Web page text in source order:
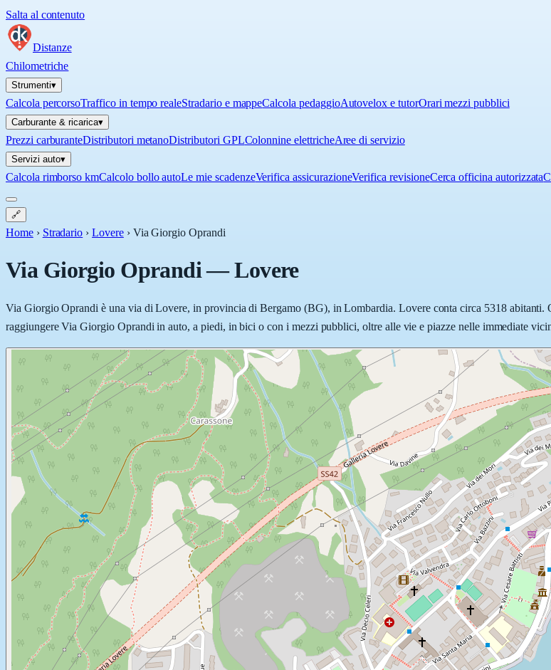
Salta al contenuto
Distanze
Chilometriche
Strumenti▾
Calcola percorsoTraffico in tempo realeStradario e mappeCalcola pedaggioAutovelox e tutorOrari mezzi pubblici
Carburante & ricarica▾
Prezzi carburanteDistributori metanoDistributori GPLColonnine elettricheAree di servizio
Servizi auto▾
Calcola rimborso kmCalcolo bollo autoLe mie scadenzeVerifica assicurazioneVerifica revisioneCerca officina autorizzata
🔗
Home › Stradario › Lovere › Via Giorgio Oprandi
Via Giorgio Oprandi—Lovere
Via Giorgio Oprandi è una via di Lovere, in provincia di Bergamo (BG), in Lombardia. Lovere conta circa 5318
raggiungere Via Giorgio Oprandi in auto, a piedi, in bici o con i mezzi pubblici, oltre alle vie e piazze nelle immediate